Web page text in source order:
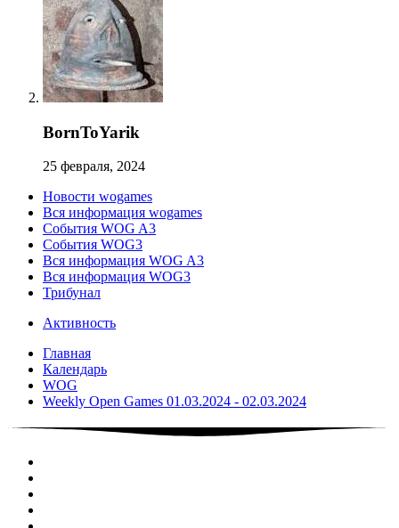
BornToYarik
25 февраля, 2024
Новости wogames
Вся информация wogames
События WOG A3
События WOG3
Вся информация WOG A3
Вся информация WOG3
Трибунал
Активность
Главная
Календарь
WOG
Weekly Open Games 01.03.2024 - 02.03.2024